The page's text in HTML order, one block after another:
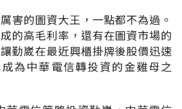
害的圖資大王，一點都不為過。
的高毛利率，還有在圖資市場的
勤崴在最近興櫃掛牌後股價迅速
為中華電信轉投資的金雞母之